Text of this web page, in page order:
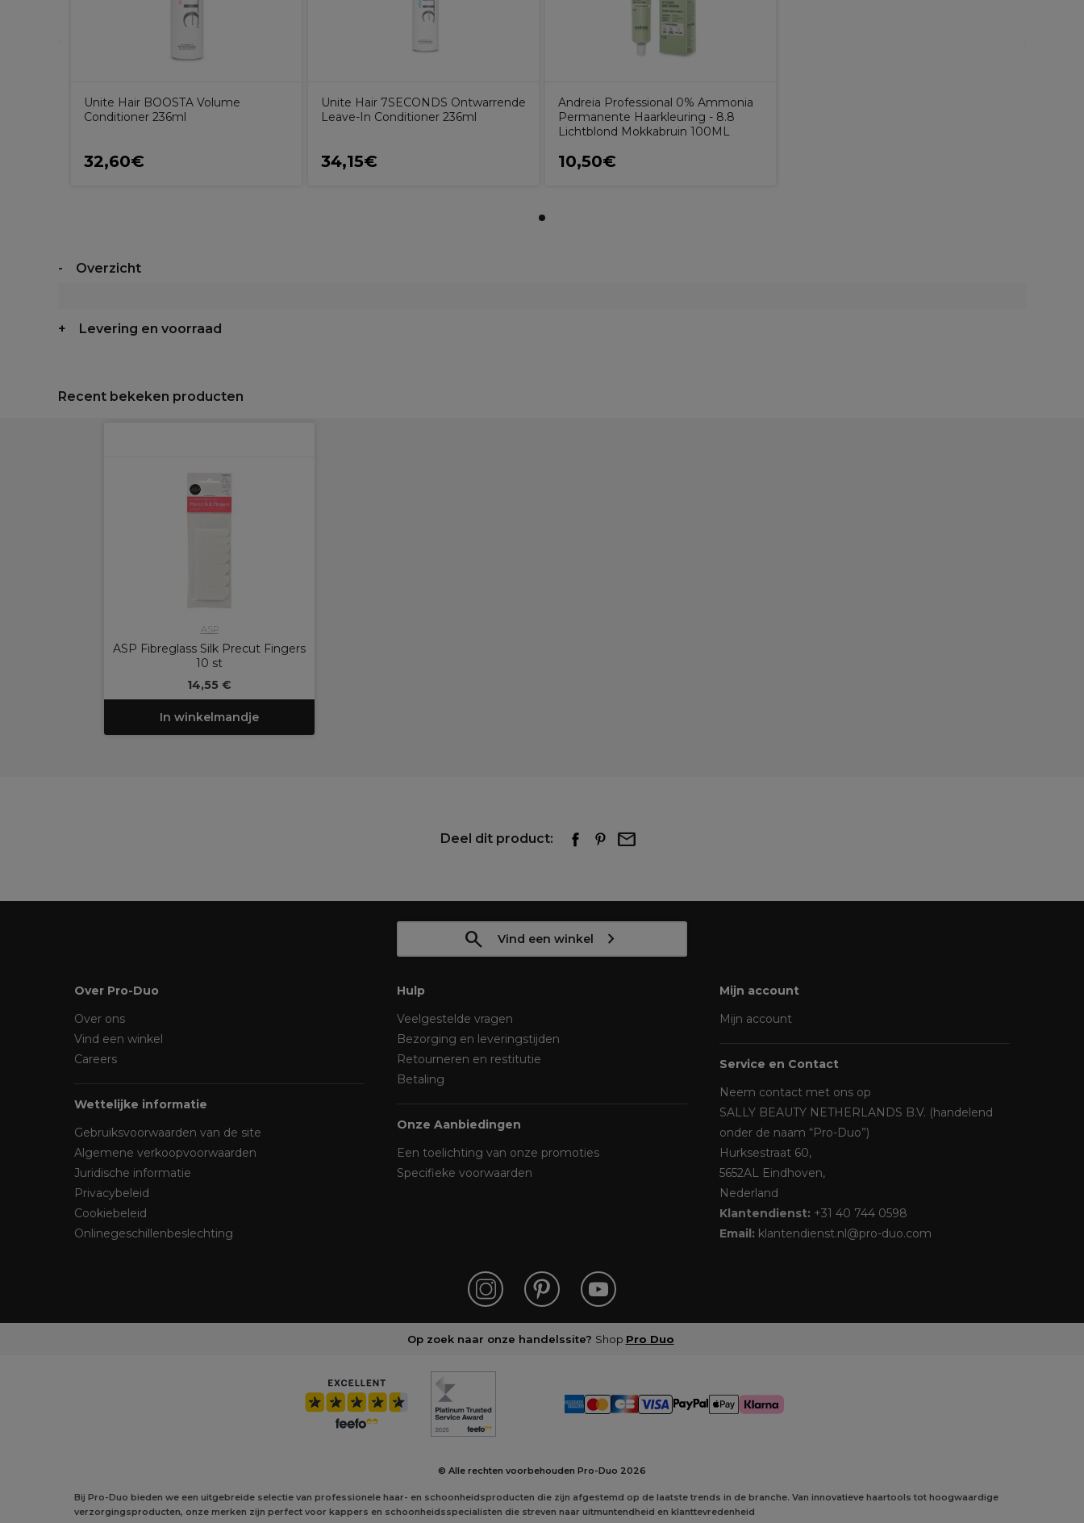
Unite Hair BOOSTA Volume
Conditioner 236ml
32,60€
Unite Hair 7SECONDS Ontwarrende
Leave-In Conditioner 236ml
34,15€
Andreia Professional 0% Ammonia
Permanente Haarkleuring - 8.8
Lichtblond Mokkabruin 100ML
10,50€
Overzicht
Levering en voorraad
Recent bekeken producten
ASP
ASP Fibreglass Silk Precut Fingers
10 st
14,55 €
In winkelmandje
Deel dit product:
Vind een winkel
Over Pro-Duo
Over ons
Vind een winkel
Careers
Wettelijke informatie
Gebruiksvoorwaarden van de site
Algemene verkoopvoorwaarden
Juridische informatie
Privacybeleid
Cookiebeleid
Onlinegeschillenbeslechting
Hulp
Veelgestelde vragen
Bezorging en leveringstijden
Retourneren en restitutie
Betaling
Onze Aanbiedingen
Een toelichting van onze promoties
Specifieke voorwaarden
Mijn account
Mijn account
Service en Contact
Neem contact met ons op
SALLY BEAUTY NETHERLANDS B.V. (handelend
onder de naam “Pro-Duo”)
Hurksestraat 60,
5652AL Eindhoven,
Nederland
Klantendienst: +31 40 744 0598
Email: klantendienst.nl@pro-duo.com
Op zoek naar onze handelssite? Shop Pro Duo
© Alle rechten voorbehouden Pro-Duo 2026
Bij Pro-Duo bieden we een uitgebreide selectie van professionele haar- en schoonheidsproducten die zijn afgestemd op de laatste trends in de branche. Van innovatieve haartools tot hoogwaardige
verzorgingsproducten, onze merken zijn perfect voor kappers en schoonheidsspecialisten die streven naar uitmuntendheid en klanttevredenheid